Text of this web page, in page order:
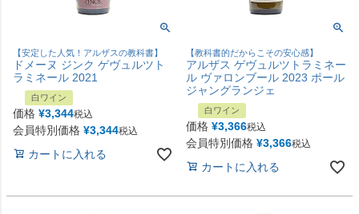
【安定した人気！アルザスの教科書】
ドメーヌ ジンク ゲヴュルツト
ラミネール 2021
白ワイン
価格 ¥3,344税込
会員特別価格 ¥3,344税込
カートに入れる
【教科書的だからこその安心感】
アルザス ゲヴュルツトラミネー
ル ヴァロンブール 2023 ポール
ジャングランジェ
白ワイン
価格 ¥3,366税込
会員特別価格 ¥3,366税込
カートに入れる